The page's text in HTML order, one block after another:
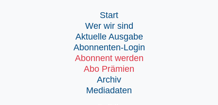
Start
Wer wir sind
Aktuelle Ausgabe
Abonnenten-Login
Abonnent werden
Abo Prämien
Archiv
Mediadaten